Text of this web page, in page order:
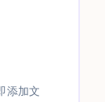
添加文